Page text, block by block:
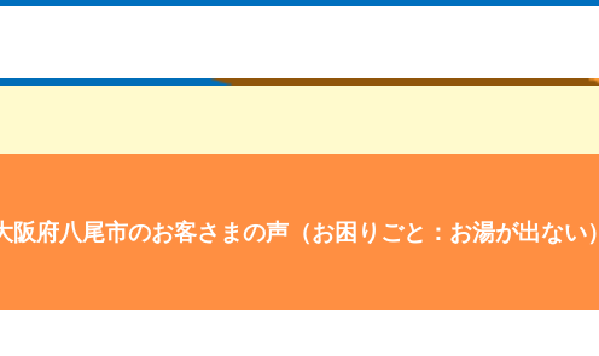
府八尾市のお客さまの声（お困りごと：お湯が出ない）